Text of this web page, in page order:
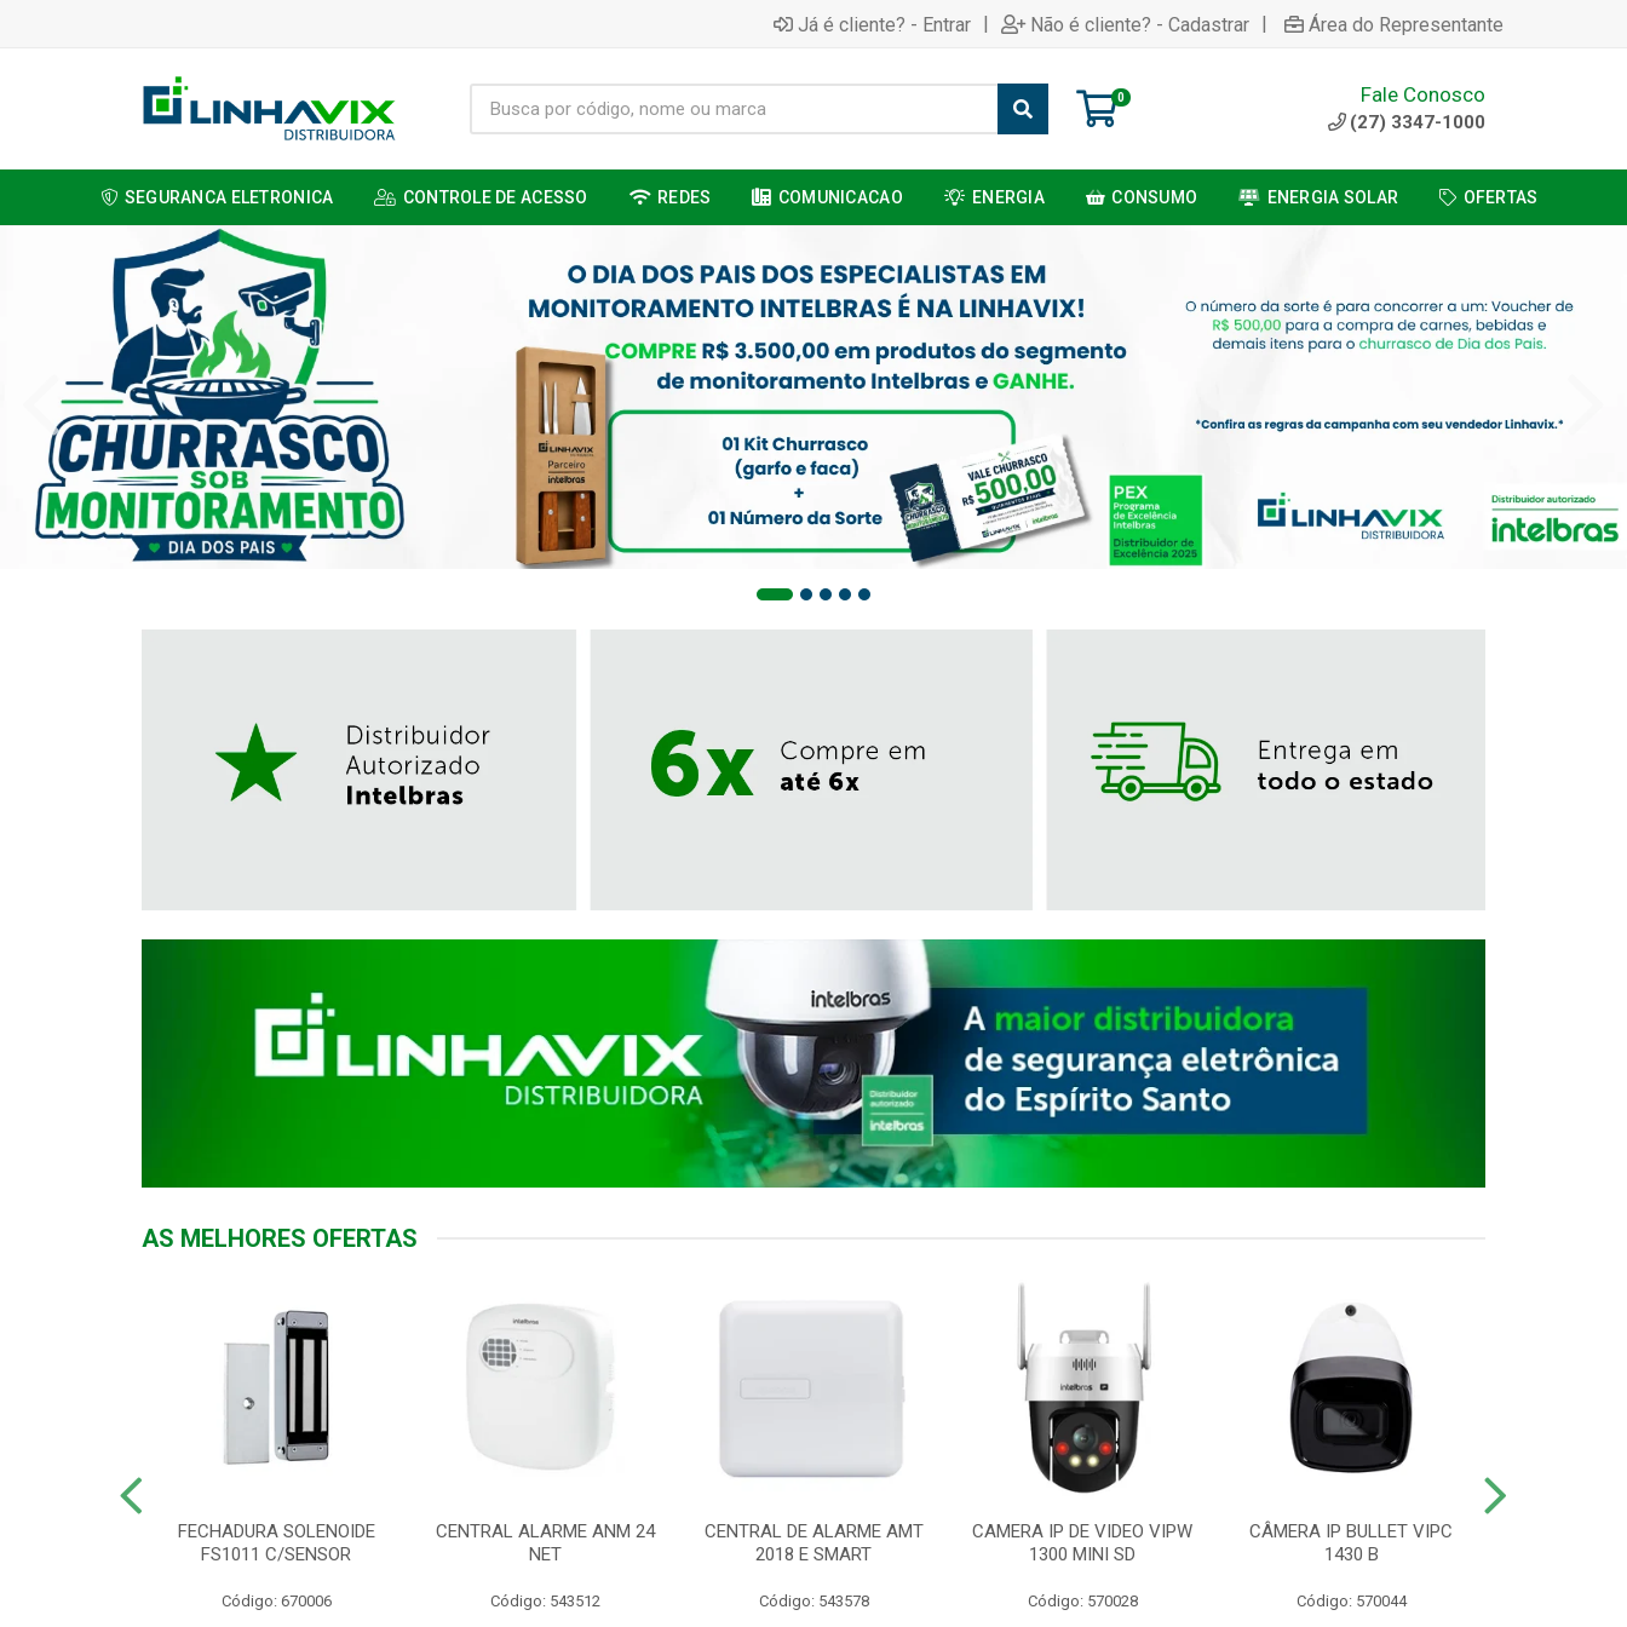
Já é cliente? - Entrar | Não é cliente? - Cadastrar | Área do Representante
0 Fale Conosco
(27) 3347-1000
SEGURANCA ELETRONICA CONTROLE DE ACESSO REDES COMUNICACAO ENERGIA CONSUMO ENERGIA SOLAR OFERTAS
AS MELHORES OFERTAS
FECHADURA SOLENOIDE
FS1011 C/SENSOR
Código: 670006
CENTRAL ALARME ANM 24
NET
Código: 543512
CENTRAL DE ALARME AMT
2018 E SMART
Código: 543578
CAMERA IP DE VIDEO VIPW
1300 MINI SD
Código: 570028
CÂMERA IP BULLET VIPC
1430 B
Código: 570044